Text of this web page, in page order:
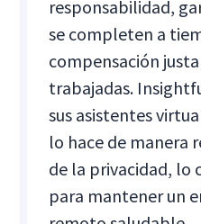
responsabilidad,
se completen a
compensación
trabajadas.
sus asistentes
lo hace de manera
de la privacidad, lo
para mantener un